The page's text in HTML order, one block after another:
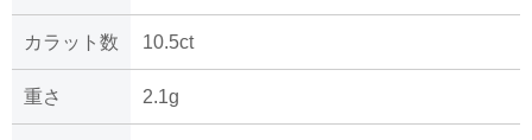
カラット数 10.5ct
重さ 2.1g